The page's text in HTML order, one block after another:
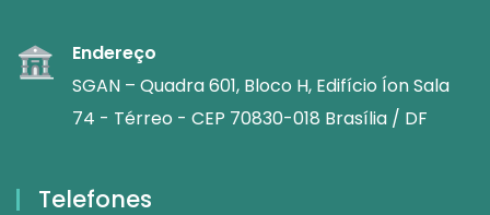
Endereço
SGAN – Quadra 601, Bloco H, Edifício Íon Sala
74 - Térreo - CEP 70830-018 Brasília / DF
Telefones